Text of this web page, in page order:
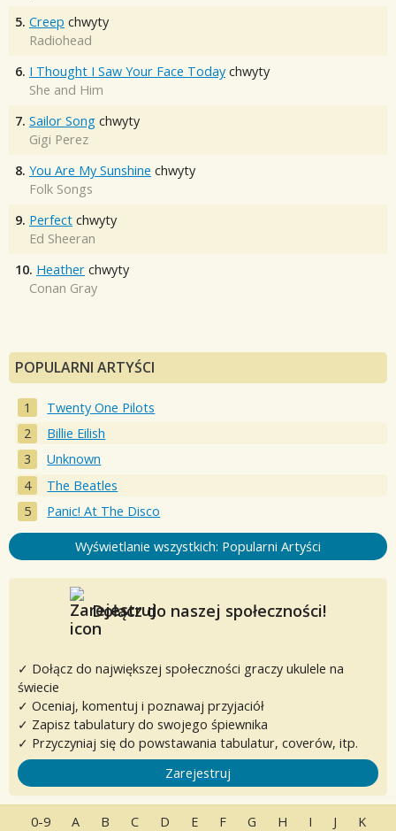
5. Creep chwyty
Radiohead
6. I Thought I Saw Your Face Today chwyty
She and Him
7. Sailor Song chwyty
Gigi Perez
8. You Are My Sunshine chwyty
Folk Songs
9. Perfect chwyty
Ed Sheeran
10. Heather chwyty
Conan Gray
POPULARNI ARTYŚCI
Twenty One Pilots
Billie Eilish
Unknown
The Beatles
Panic! At The Disco
Wyświetlanie wszystkich: Popularni Artyści
Dołącz do naszej społeczności!
✓ Dołącz do największej społeczności graczy ukulele na
świecie
✓ Oceniaj, komentuj i poznawaj przyjaciół
✓ Zapisz tabulatury do swojego śpiewnika
✓ Przyczyniaj się do powstawania tabulatur, coverów, itp.
Zarejestruj
0-9 A B C D E F G H I J K